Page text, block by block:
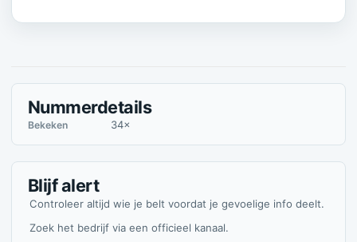
Nummerdetails
Bekeken 34×
Blijf alert
Controleer altijd wie je belt voordat je gevoelige info deelt.
Zoek het bedrijf via een officieel kanaal.